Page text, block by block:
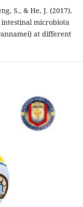
S., & He, J. (2017).
microbiota
at different